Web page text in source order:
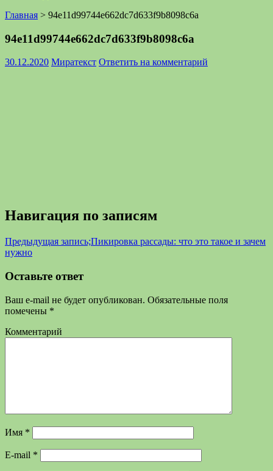
Главная > 94e11d99744e662dc7d633f9b8098c6a
94e11d99744e662dc7d633f9b8098c6a
30.12.2020 Миратекст Ответить на комментарий
Навигация по записям
Предыдущая запись;Пикировка рассады: что это такое и зачем
нужно
Оставьте ответ
Ваш e-mail не будет опубликован. Обязательные поля
помечены *
Комментарий
Имя *
E-mail *